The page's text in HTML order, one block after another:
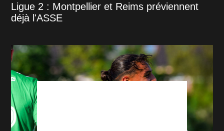
Ligue 2 : Montpellier et Reims préviennent
déjà l'ASSE